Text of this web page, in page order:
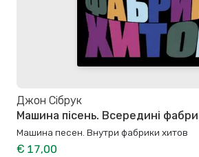
Джон Сібрук
Машина пісень. Всередині
Машина песен. Внутри фабрики хитов
€ 17,00